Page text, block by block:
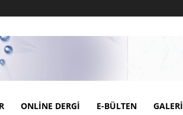
ONLINE DERGI E-BÜLTEN GALERI